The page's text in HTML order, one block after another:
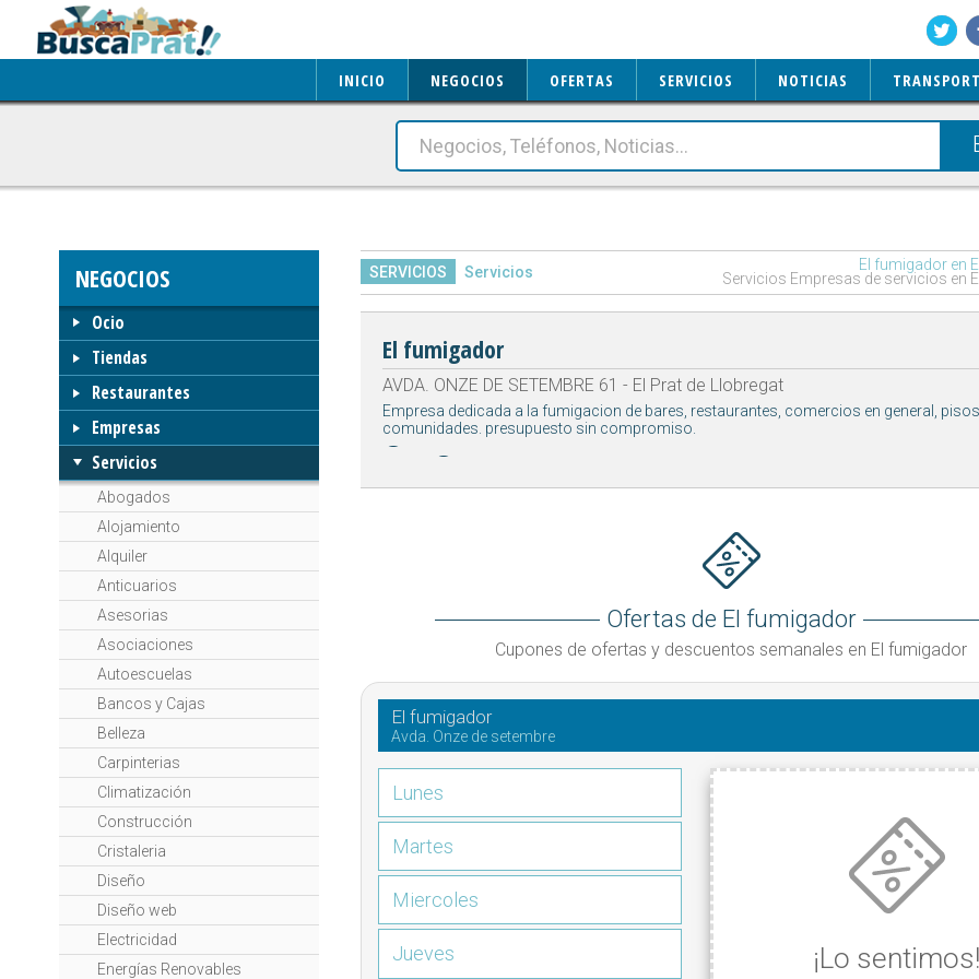
INICIO NEGOCIOS OFERTAS SERVICIOS NOTICIAS
NEGOCIOS
Ocio
Tiendas
Restaurantes
Empresas
Servicios
Abogados
Alojamiento
Alquiler
Anticuarios
Asesorias
Asociaciones
Autoescuelas
Bancos y Cajas
Belleza
Carpinterias
Climatización
Construcción
Cristaleria
Diseño
Diseño web
Electricidad
Energías Renovables
SERVICIOS Servicios
El fumigador en
Servicios Empresas de servicios en
El fumigador
AVDA. ONZE DE SETEMBRE 61 - El Prat de Llobregat
Empresa dedicada a la fumigacion de bares, restaurantes, comercios en general,
comunidades. presupuesto sin compromiso.
Ofertas de El fumigador
Cupones de ofertas y descuentos semanales en El fumigador
El fumigador
Avda. Onze de setembre
Lunes
Martes
Miercoles
Jueves ¡Lo